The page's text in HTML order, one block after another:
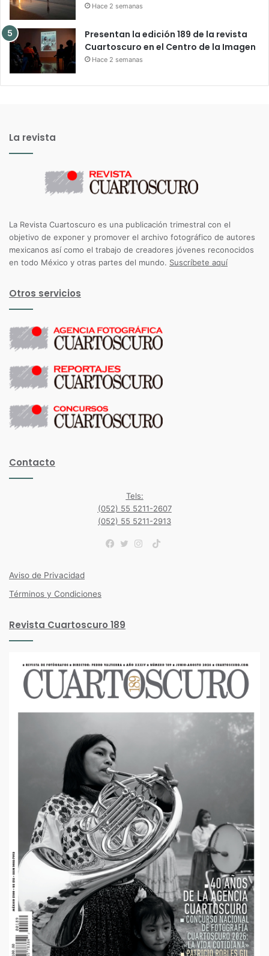
Hace 2 semanas
Presentan la edición 189 de la revista
Cuartoscuro en el Centro de la Imagen
Hace 2 semanas
La revista
La Revista Cuartoscuro es una publicación trimestral con el
objetivo de exponer y promover el archivo fotográfico de autores
mexicanos así como el trabajo de creadores jóvenes reconocidos
en todo México y otras partes del mundo. Suscríbete aquí
Otros servicios
Contacto
Tels:
(052) 55 5211-2607
(052) 55 5211-2913
TikTok
Aviso de Privacidad
Términos y Condiciones
Revista Cuartoscuro 189